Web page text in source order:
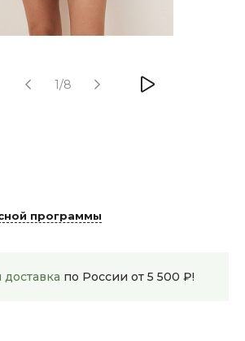
1/8
программы
доставка по России от 5 500 ₽!